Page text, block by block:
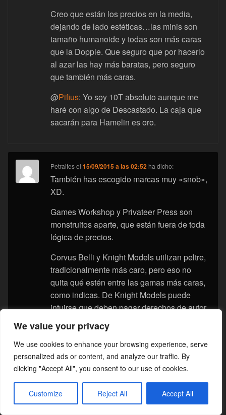
We value your privacy
We use cookies to enhance your browsing experience, serve
personalized ads or content, and analyze our traffic. By
clicking "Accept All", you consent to our use of cookies.
Customize Reject All Accept All
Creo que están los precios en la media,
dejando de lado estéticas…las minis son
tamaño humanoide y todas son más caras
que la Dopple. Que seguro que por hacerlo
al azar las hay más baratas, pero seguro
que también más caras.
@Pifius: Yo soy 10T absoluto aunque me
haré con algo de Descastado. La caja que
sacarán para Hamelin es oro.
Petraitesel15/09/2015 a las 02:52 ha dicho:
También has escogido marcas muy «snob»,
XD.
Games Workshop y Privateer Press son
monstruitos aparte, que están fuera de toda
lógica de precios.
Corvus Belli y Knight Models utilizan peltre,
tradicionalmente más caro, pero eso no
quita qué estén entre las gamas más caras,
como indicas. De Knight Models puede
intuirse que deben pagar derechos de autor
a Marvel y a DC, que no son baratos. De
Corvus, puede tratarse más de otros factores
productivos, como el tamaño de la tirada y
amortizaciones varias.
de peltre de Reaper Minis. Si visitas su
página, verás que la miniatura humanoide